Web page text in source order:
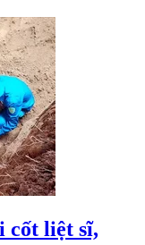
cốt liệt sĩ,